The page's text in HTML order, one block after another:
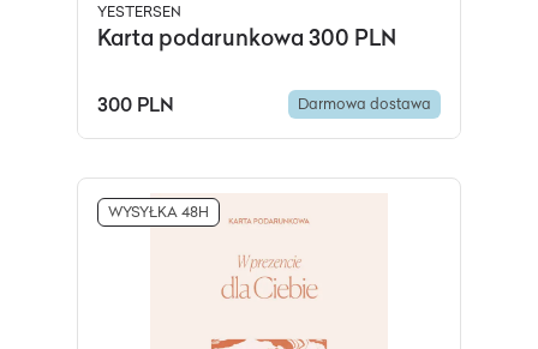
YESTERSEN
Karta podarunkowa 300 PLN
300 PLN Darmowa dostawa
WYSYŁKA 48H